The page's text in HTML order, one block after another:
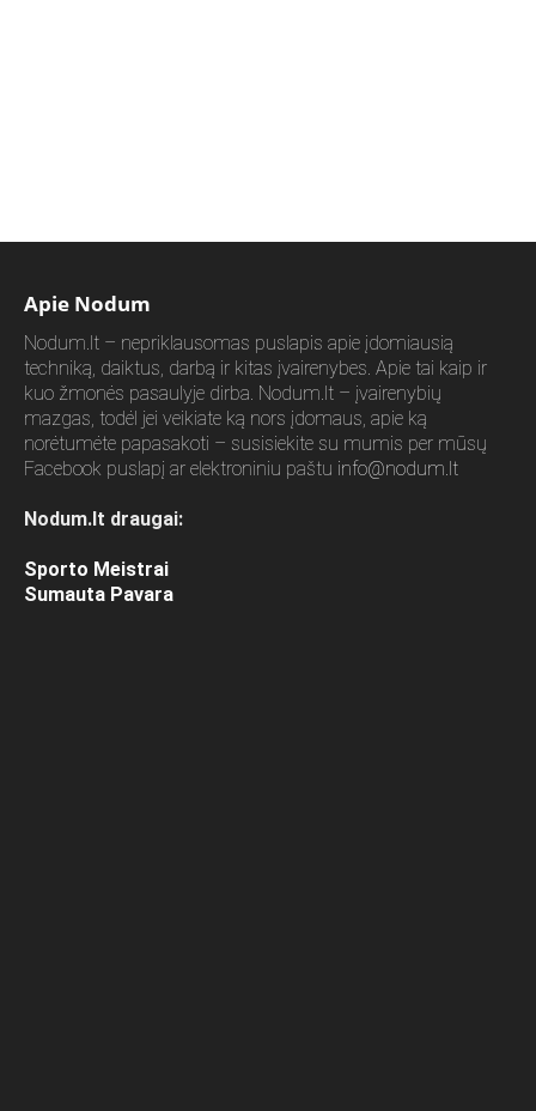
Apie Nodum
Nodum.lt – nepriklausomas puslapis apie įdomiausią
techniką, daiktus, darbą ir kitas įvairenybes. Apie tai kaip ir
kuo žmonės pasaulyje dirba. Nodum.lt – įvairenybių
mazgas, todėl jei veikiate ką nors įdomaus, apie ką
norėtumėte papasakoti – susisiekite su mumis per mūsų
Facebook puslapį ar elektroniniu paštu info@nodum.lt
Nodum.lt draugai:
Sporto Meistrai
Sumauta Pavara